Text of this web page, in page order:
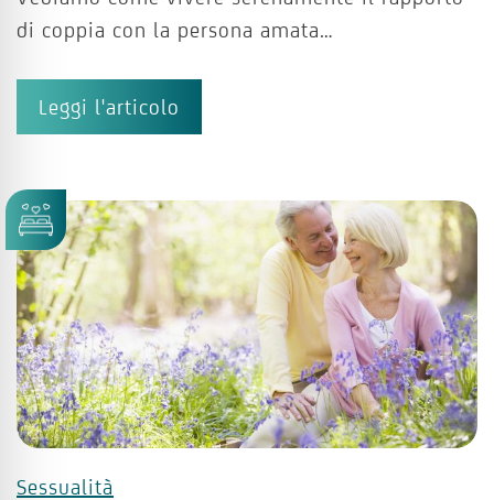
di coppia con la persona amata…
Leggi l'articolo
Sessualità